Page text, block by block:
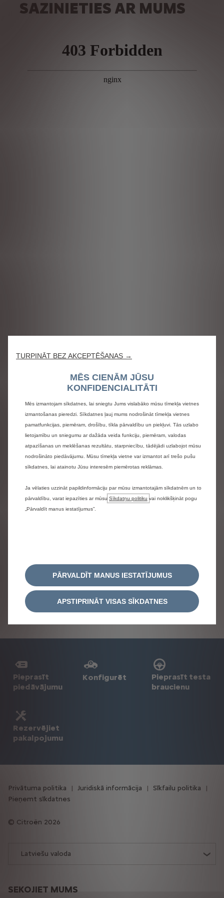
SAZINIETIES AR MUMS
Pieprasīt
piedāvājumu
Konfigurēt
Pieprasīt testa
braucienu
Rezervējiet
pakalpojumu
SEKOJIET MUMS
Latviešu valoda
Citroën 2026
Privātuma politika Juridiskā informācija
Sīkfailu politika
Pieņemt sīkdatnes
TURPINĀT BEZ AKCEPTĒŠANAS →
MĒS CIENĀM JŪSU
KONFIDENCIALITĀTI
Mēs izmantojam sīkdatnes, lai sniegtu Jums vislabāko mūsu tīmekļa vietnes
izmantošanas pieredzi. Sīkdatnes ļauj mums nodrošināt tīmekļa vietnes
pamatfunkcijas, piemēram, drošību, tīkla pārvaldību un piekļuvi. Tās uzlabo
lietojamību un sniegumu ar dažāda veida funkciju, piemēram, valodas
atpazīšanas un meklēšanas rezultātu, starpniecību, tādējādi uzlabojot mūsu
nodrošināto piedāvājumu. Mūsu tīmekļa vietne var izmantot arī trešo pušu
sīkdatnes, lai atainotu Jūsu interesēm piemērotas reklāmas.
Ja vēlaties uzzināt papildinformāciju par mūsu izmantotajām sīkdatnēm un to
pārvaldību, varat iepazīties ar mūsu Sīkdatņu politiku vai noklikšķināt pogu
„Pārvaldīt manus iestatījumus”.
PĀRVALDĪT MANUS IESTATĪJUMUS
APSTIPRINĀT VISAS SĪKDATNES